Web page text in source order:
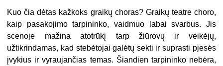
Kuo čia dėtas kažkoks graikų choras? Graikų teatre choro,
kaip pasakojimo tarpininko, vaidmuo labai svarbus. Jis
scenoje mažina atotrūkį tarp žiūrovų ir veikėjų,
užtikrindamas, kad stebėtojai galėtų sekti ir suprasti pjesės
įvykius ir vyraujančias temas. Šiandien tarpininko nebėra,